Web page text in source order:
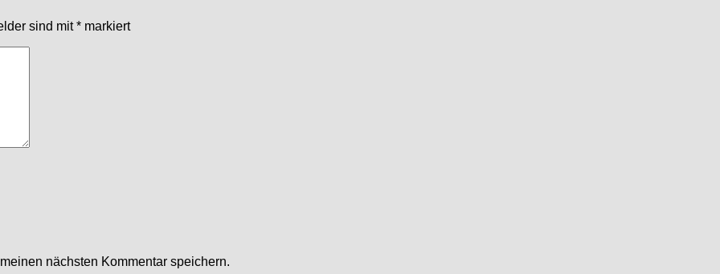
sind mit* markiert
nächsten Kommentar speichern.